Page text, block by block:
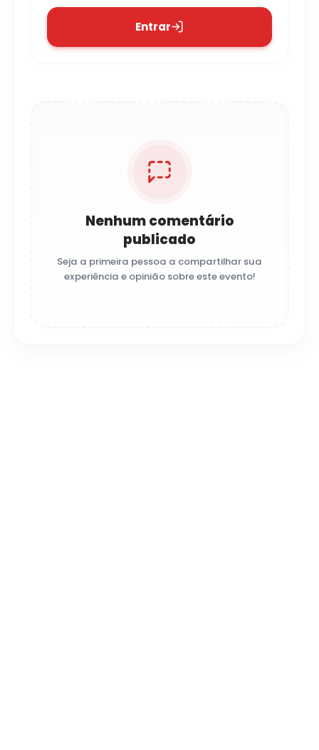
Entrar
Nenhum comentário
publicado
Seja a primeira pessoa a compartilhar sua
experiência e opinião sobre este evento!